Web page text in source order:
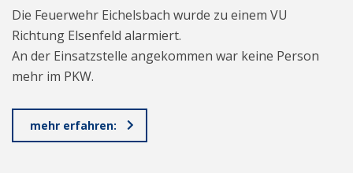
Die Feuerwehr Eichelsbach wurde zu einem VU
Richtung Elsenfeld alarmiert.
An der Einsatzstelle angekommen war keine Person
mehr im PKW.
mehr erfahren: